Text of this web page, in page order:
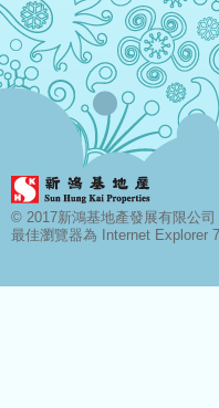
© 2017新鴻基地產發展有限公司
最佳瀏覽器為 Internet Explorer